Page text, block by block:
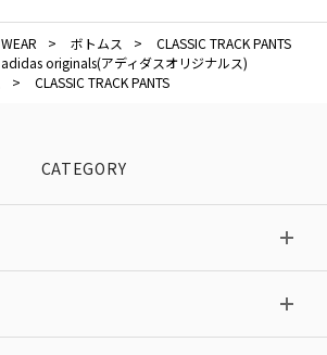
WEAR > ボトムス >
CLASSIC TRACK PANTS
adidas originals(アディダスオリジナルス)
> CLASSIC TRACK PANTS
CATEGORY